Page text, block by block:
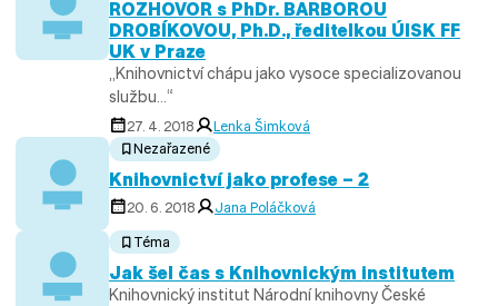
ROZHOVOR s PhDr. BARBOROU
DROBÍKOVOU, Ph.D., ředitelkou ÚISK FF
UK v Praze
„Knihovnictví chápu jako vysoce specializovanou
službu…“
27. 4. 2018
Lenka Šimková
Nezařazené
Knihovnictví jako profese – 2
20. 6. 2018 Jana Poláčková
Téma
Jak šel čas s Knihovnickým institutem
Knihovnický institut Národní knihovny České